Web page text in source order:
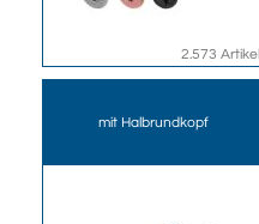
2.573 Artikel
mit Halbrundkopf